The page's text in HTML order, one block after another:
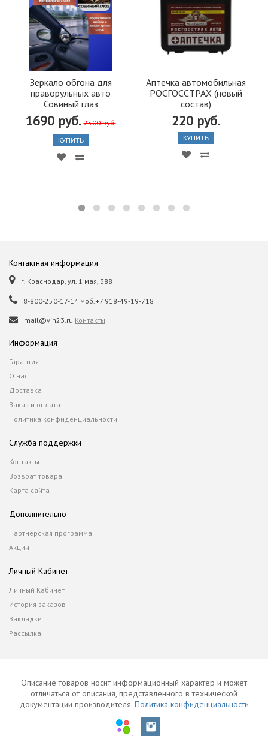
Зеркало обгона для
праворульных авто
Совиный глаз
1690 руб. 2500 руб.
КУПИТЬ
Аптечка автомобильная
РОСГОССТРАХ (новый
состав)
220 руб.
КУПИТЬ
Контактная информация
г. Краснодар, ул. 1 мая, 388
8-800-250-17-14 моб.+7 918-49-19-718
mail@vin23.ru Контакты
Информация
Гарантия
О нас
Доставка
Заказ и оплата
Политика конфиденциальности
Служба поддержки
Контакты
Возврат товара
Карта сайта
Дополнительно
Партнерская программа
Акции
Личный Кабинет
Личный Кабинет
История заказов
Закладки
Рассылка
Описание товаров носит информационный характер и может
отличаться от описания, представленного в технической
документации производителя. Политика конфиденциальности